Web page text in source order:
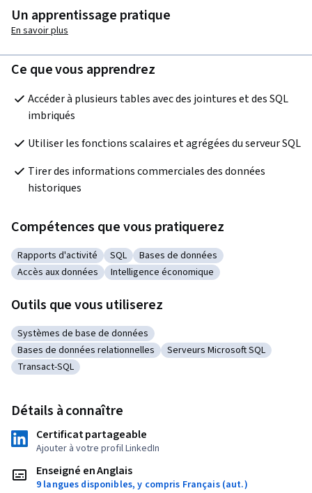
Un apprentissage pratique
En savoir plus
Ce que vous apprendrez
Accéder à plusieurs tables avec des jointures et des SQL
imbriqués
Utiliser les fonctions scalaires et agrégées du serveur SQL
Tirer des informations commerciales des données
historiques
Compétences que vous pratiquerez
Catégorie : Rapports d'activité
Rapports d'activité Catégorie : SQL
SQL Catégorie : Bases de données
Bases de données
Catégorie : Accès aux données
Accès aux données Catégorie : Intelligence économique
Intelligence économique
Outils que vous utiliserez
Catégorie : Systèmes de base de données
Systèmes de base de données
Catégorie : Bases de données relationnelles
Bases de données relationnelles Catégorie : Serveurs Microsoft
Serveurs Microsoft SQL
Catégorie : Transact-SQL
Transact-SQL
Détails à connaître
Certificat partageable
Ajouter à votre profil LinkedIn
Enseigné en Anglais
9 langues disponibles, y compris Français (aut.)